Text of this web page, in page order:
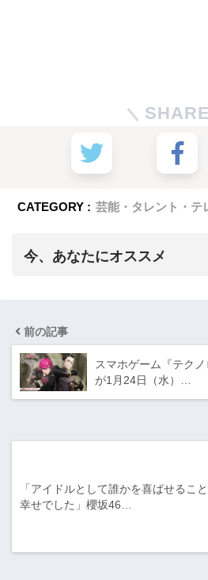
SHARE
CATEGORY : 芸能・タレント・テ
今、あなたにオススメ
前の記事
スマホゲーム『テクノ
が1月24日（水）…
「アイドルとして誰かを喜ばせるこ
幸せでした」櫻坂46…